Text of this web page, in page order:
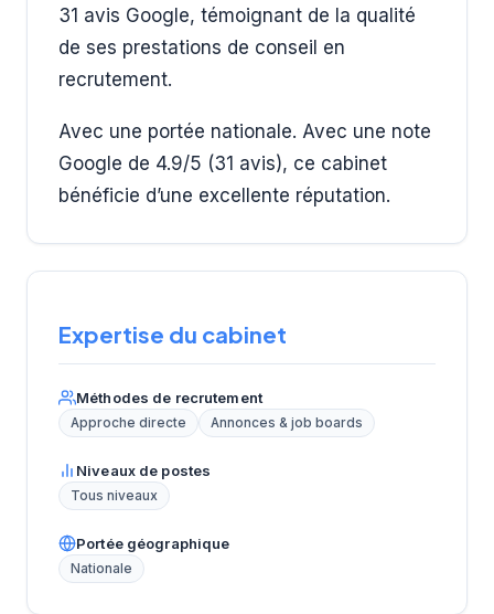
31 avis Google, témoignant de la qualité
de ses prestations de conseil en
recrutement.
Avec une portée nationale. Avec une note
Google de 4.9/5 (31 avis), ce cabinet
bénéficie d’une excellente réputation.
Expertise du cabinet
Méthodes de recrutement
Approche directe Annonces & job boards
Niveaux de postes
Tous niveaux
Portée géographique
Nationale